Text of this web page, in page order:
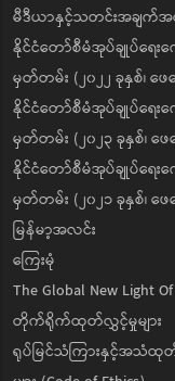
မီဒီယာနှင့်သတင်းအချက်
နိုင်ငံတော်စီမံအုပ်ချုပ်ရေ
မှတ်တမ်း (၂၀၂၂ ခုနှစ်၊ ဖေ
နိုင်ငံတော်စီမံအုပ်ချုပ်ရေ
မှတ်တမ်း (၂၀၂၃ ခုနှစ်၊ ဖေ
နိုင်ငံတော်စီမံအုပ်ချုပ်ရ
မှတ်တမ်း (၂၀၂၁ ခုနှစ်၊ ဖ
မြန်မာ့အလင်း
ကြေးမုံ
The Global New Light
တိုက်ရိုက်ထုတ်လွှင့်မှုများ
ရုပ်မြင်သံကြားနှင့်အသံထု